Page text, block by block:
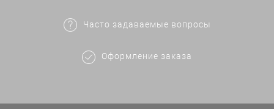
Часто задаваемые вопросы
Оформление заказа